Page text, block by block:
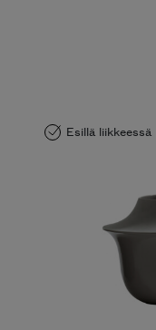
Esillä liikkeessä